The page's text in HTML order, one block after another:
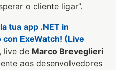
o cliente ligar”.
tua app .NET in
ExeWatch! (Live
live de Marco Breveglieri
aos desenvolvedores